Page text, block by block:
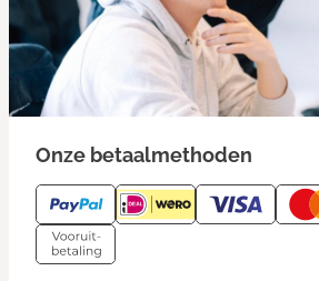
Onze betaalmethoden